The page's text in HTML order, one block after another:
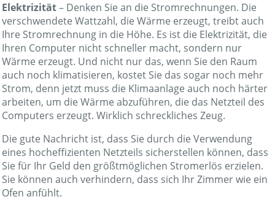
Elektrizität– Denken Sie an die Stromrechnungen. Die
verschwendete Wattzahl, die Wärme erzeugt, treibt auch
Ihre Stromrechnung in die Höhe. Es ist die Elektrizität, die
Ihren Computer nicht schneller macht, sondern nur
Wärme erzeugt. Und nicht nur das, wenn Sie den Raum
auch noch klimatisieren, kostet Sie das sogar noch mehr
Strom, denn jetzt muss die Klimaanlage auch noch härter
arbeiten, um die Wärme abzuführen, die das Netzteil des
Computers erzeugt. Wirklich schreckliches Zeug.
Die gute Nachricht ist, dass Sie durch die Verwendung
eines hocheffizienten Netzteils sicherstellen können, dass
Sie für Ihr Geld den größtmöglichen Stromerlös erzielen.
Sie können auch verhindern, dass sich Ihr Zimmer wie ein
Ofen anfühlt.